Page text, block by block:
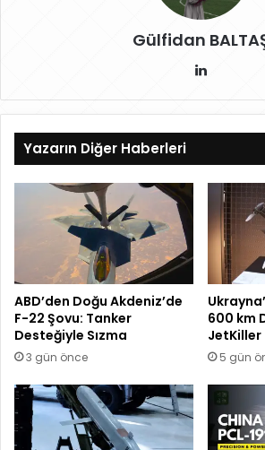
Gülfidan
dIn
Yazarın Diğer Haberleri
ABD’den Doğu Akdeniz’de
F-22 Şovu: Tanker
Desteğiyle Sızma
3 gün önce
600 km
JetKiller
5 gün